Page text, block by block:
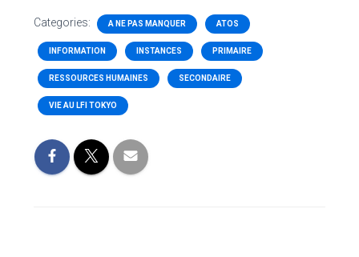
Categories: A NE PAS MANQUER ATOS
INFORMATION INSTANCES PRIMAIRE
RESSOURCES HUMAINES SECONDAIRE
VIE AU LFI TOKYO